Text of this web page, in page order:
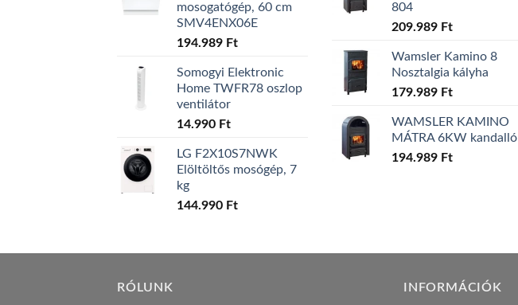
mosogatógép, 60 cm
SMV4ENX06E
194.989 Ft
Somogyi Elektronic
Home TWFR78 oszlop
ventilátor
14.990 Ft
LG F2X10S7NWK
Elöltöltős mosógép, 7
kg
144.990 Ft
804
209.989 Ft
Wamsler Kamino 8
Nosztalgia kályha
179.989 Ft
WAMSLER KAMINO
MÁTRA 6KW kandalló
194.989 Ft
RÓLUNK INFORMÁCIÓK